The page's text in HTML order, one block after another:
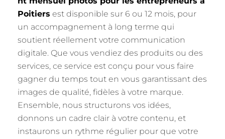
Poitiers est disponible sur 6 ou 12 mois, pour
un accompagnement à long terme qui
soutient réellement votre communication
digitale. Que vous vendiez des produits ou des
services, ce service est conçu pour vous faire
gagner du temps tout en vous garantissant des
images de qualité, fidèles à votre marque.
Ensemble, nous structurons vos idées,
donnons un cadre clair à votre contenu, et
instaurons un rythme régulier pour que votre